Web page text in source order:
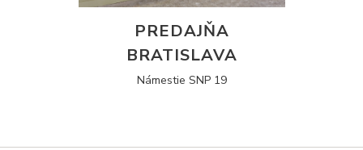
PREDAJŇA
BRATISLAVA
Námestie SNP 19